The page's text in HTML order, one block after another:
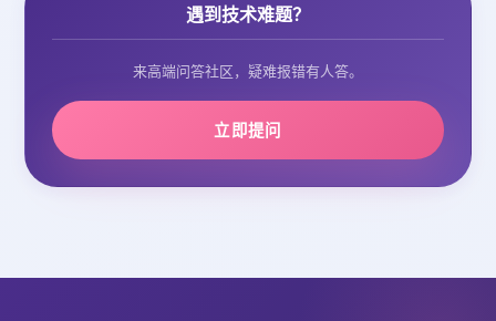
遇到技术难题？
来高端问答社区，疑难报错有人答。
立即提问